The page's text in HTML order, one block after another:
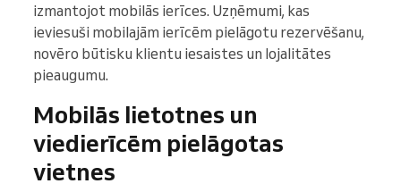
izmantojot mobilās ierīces. Uzņēmumi, kas
ieviesuši mobilajām ierīcēm pielāgotu rezervēšanu,
novēro būtisku klientu iesaistes un lojalitātes
pieaugumu.
Mobilās lietotnes un
viedierīcēm pielāgotas
vietnes